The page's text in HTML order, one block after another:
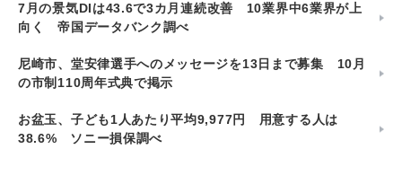
7月の景気DIは43.6で3カ月連続改善 10業界中6業界が上
向く 帝国データバンク調べ
尼崎市、堂安律選手へのメッセージを13日まで募集 10月
の市制110周年式典で掲示
お盆玉、子ども1人あたり平均9,977円 用意する人は
38.6% ソニー損保調べ